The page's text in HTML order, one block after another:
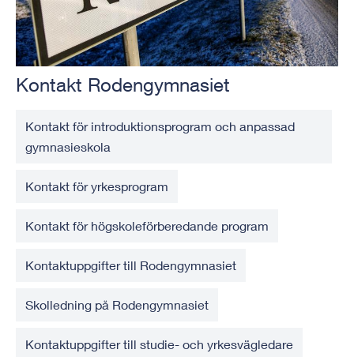
Kontakt Rodengymnasiet
Kontakt för introduktionsprogram och anpassad
gymnasieskola
Kontakt för yrkesprogram
Kontakt för högskoleförberedande program
Kontaktuppgifter till Rodengymnasiet
Skolledning på Rodengymnasiet
Kontaktuppgifter till studie- och yrkesvägledare